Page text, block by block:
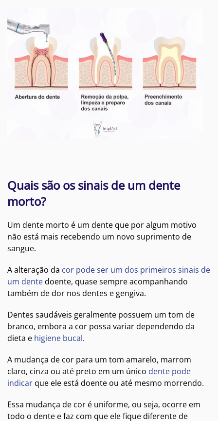
Quais são os sinais de um dente
morto?
Um dente morto é um dente que por algum motivo
não está mais recebendo um novo suprimento de
sangue.
A alteração da cor pode ser um dos primeiros sinais de
um dentedoente, quase sempre acompanhando
também de dor nos dentes e gengiva.
Dentes saudáveis geralmente possuem um tom de
branco, embora a cor possa variar dependendo da
dieta e higiene bucal.
A mudança de cor para um tom amarelo, marrom
claro, cinza ou até preto em um único dente pode
indicar que ele está doente ou até mesmo morrendo.
Essa mudança de cor é uniforme, ou seja, ocorre em
todo o dente e faz com que ele fique diferente de